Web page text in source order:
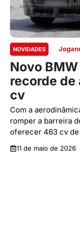
NOVIDADES
Novo
recorde
cv
Com a
romper a barreira
oferecer 463 cv
11 de maio de 2026